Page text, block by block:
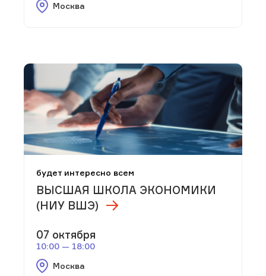
Москва
будет интересно всем
ВЫСШАЯ ШКОЛА ЭКОНОМИКИ
(НИУ ВШЭ)
07 октября
10:00 — 18:00
Москва